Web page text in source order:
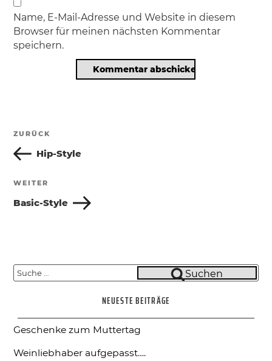
Name, E-Mail-Adresse und Website in diesem
Browser für meinen nächsten Kommentar
speichern.
Beitragsnavigation
Vorheriger
Beitrag
ZURÜCK
Hip-Style
Nächster
Beitrag
WEITER
Basic-Style
Suche
Suchen
NEUESTE BEITRÄGE
Geschenke zum Muttertag
Weinliebhaber aufgepasst….